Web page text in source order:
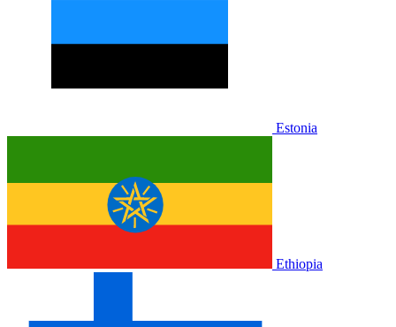
Estonia
Ethiopia